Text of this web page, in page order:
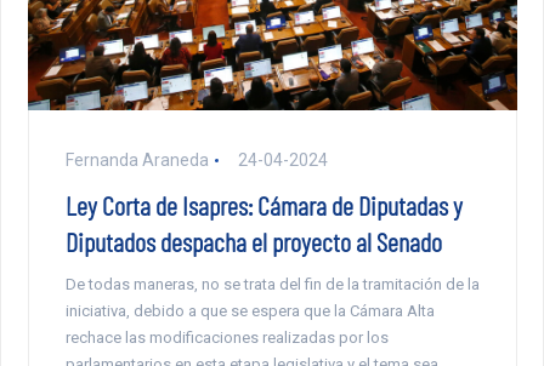
Fernanda Araneda 24-04-2024
Ley Corta de Isapres: Cámara de Diputadas y
Diputados despacha el proyecto al Senado
De todas maneras, no se trata del fin de la tramitación de la
iniciativa, debido a que se espera que la Cámara Alta
rechace las modificaciones realizadas por los